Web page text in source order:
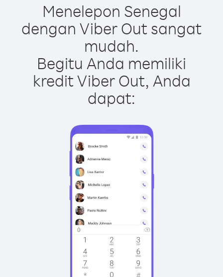
Menelepon Senegal
dengan Viber Out sangat
mudah.
Begitu Anda memiliki
kredit Viber Out, Anda
dapat: